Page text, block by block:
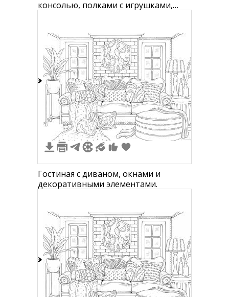
консолью, полками с игрушками,
Гостиная с диваном, окнами и
декоративными элементами.